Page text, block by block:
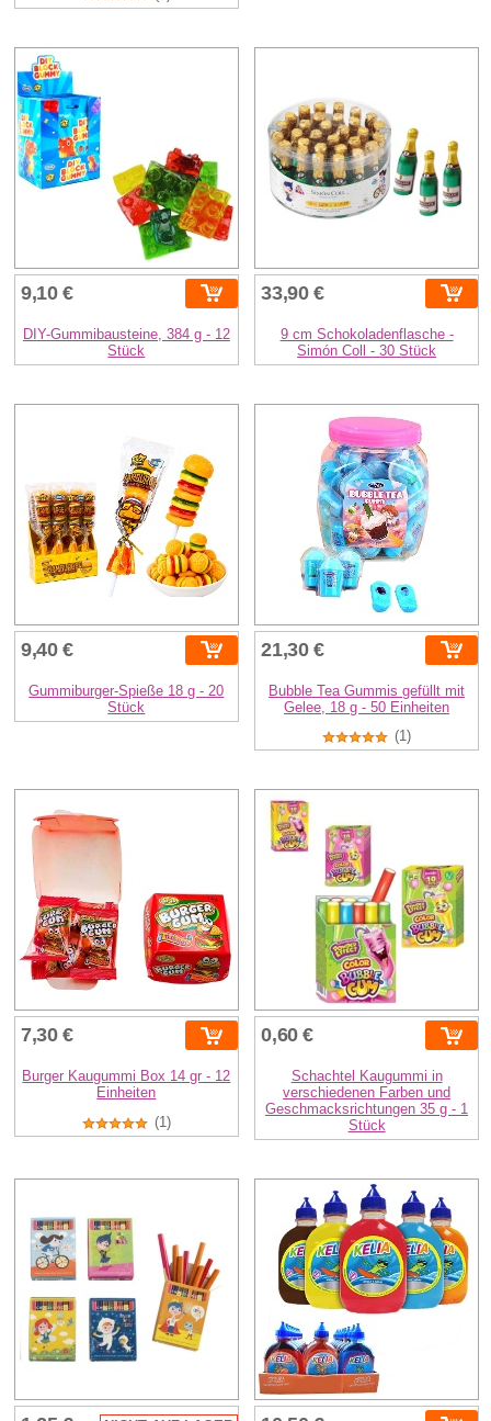
9,10 €
DIY-Gummibausteine, 384 g - 12
Stück
33,90 €
9 cm Schokoladenflasche -
Simón Coll - 30 Stück
9,40 €
Gummiburger-Spieße 18 g - 20
Stück
21,30 €
Bubble Tea Gummis gefüllt mit
Gelee, 18 g - 50 Einheiten
(1)
7,30 €
Burger Kaugummi Box 14 gr - 12
Einheiten
(1)
0,60 €
Schachtel Kaugummi in
verschiedenen Farben und
Geschmacksrichtungen 35 g - 1
Stück